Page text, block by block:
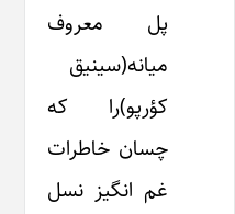
پل معروف
میانه(سینیق
کؤرپو)را که
چسان خاطرات
غم انگیز نسل